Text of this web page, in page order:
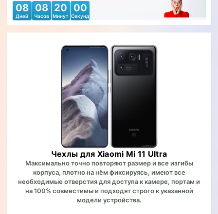
08
Дней
08
Часов
19
Минут
57
Секунд
Чехлы для Xiaomi Mi 11 Ultra
Максимально точно повторяют размер и все изгибы
корпуса, плотно на нём фиксируясь, имеют все
необходимые отверстия для доступа к камере, портам и
на 100% совместимы и подходят строго к указанной
модели устройства.